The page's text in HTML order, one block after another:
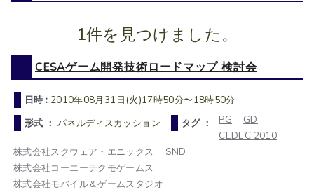
1件を見つけました。
CESAゲーム開発技術ロードマップ 検討会
日時 : 2010年08月31日(火)17時50分〜18時50分
形式 ： パネルディスカッション タグ ： PG
GD
CEDEC 2010
株式会社スクウェア・エニックス
SND
株式会社コーエーテクモゲームス
株式会社モバイル＆ゲームスタジオ